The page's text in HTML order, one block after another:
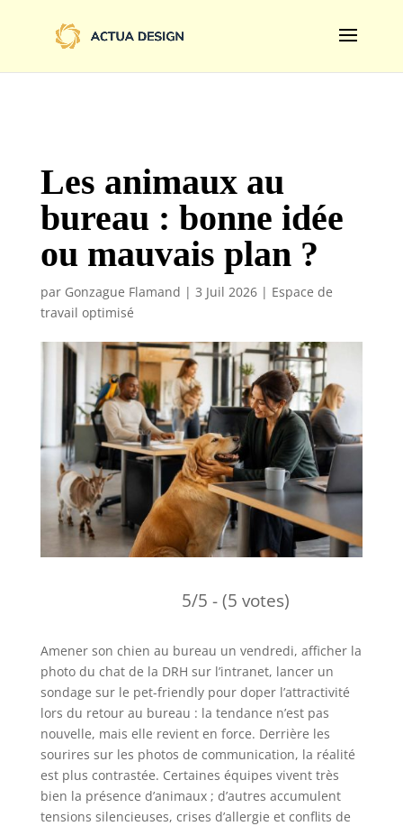
family=Limelight&display=swap');
Les animaux au
bureau : bonne idée
ou mauvais plan ?
par Gonzague Flamand | 3 Juil 2026| Espace de
travail optimisé
5/5 - (5 votes)
Amener son chien au bureau un vendredi, afficher la
photo du chat de la DRH sur l’intranet, lancer un
sondage sur le pet-friendly pour doper l’attractivité
lors du retour au bureau : la tendance n’est pas
nouvelle, mais elle revient en force. Derrière les
sourires sur les photos de communication, la réalité
est plus contrastée. Certaines équipes vivent très
bien la présence d’animaux ; d’autres accumulent
tensions silencieuses, crises d’allergie et conflits de